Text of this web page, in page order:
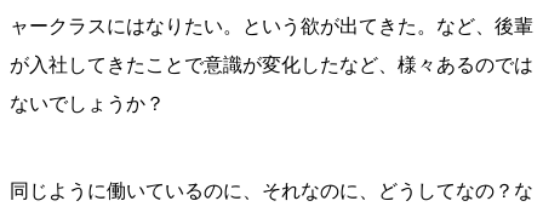
ャークラスにはなりたい。という欲が出てきた。など、後輩
が入社してきたことで意識が変化したなど、様々あるのでは
ないでしょうか？
同じように働いているのに、それなのに、どうしてなの？な